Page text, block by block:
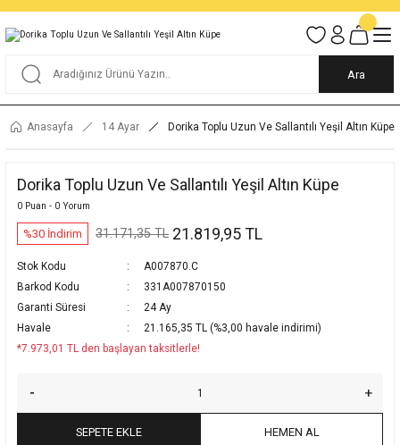
Tüm Alışverişlerde KARGO BEDAVA
Garantili Ve Sigortalı Kargo
Ankara İçi Elden Teslimat İmkanı
24/7 Müşteri Destek Hizmeti
Ara
Anasayfa 14 Ayar Dorika Toplu Uzun Ve Sallantılı Yeşil Altın Küpe
Dorika Toplu Uzun Ve Sallantılı Yeşil Altın Küpe
0 Puan - 0 Yorum
%30 İndirim 31.171,35 TL 21.819,95 TL
Stok Kodu
A007870.C
Barkod Kodu
331A007870150
Garanti Süresi
24 Ay
Havale
21.165,35 TL (%3,00 havale indirimi)
*7.973,01 TL den başlayan taksitlerle!
SEPETE EKLE HEMEN AL